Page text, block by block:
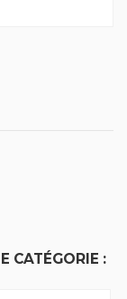
CATÉGORIE :